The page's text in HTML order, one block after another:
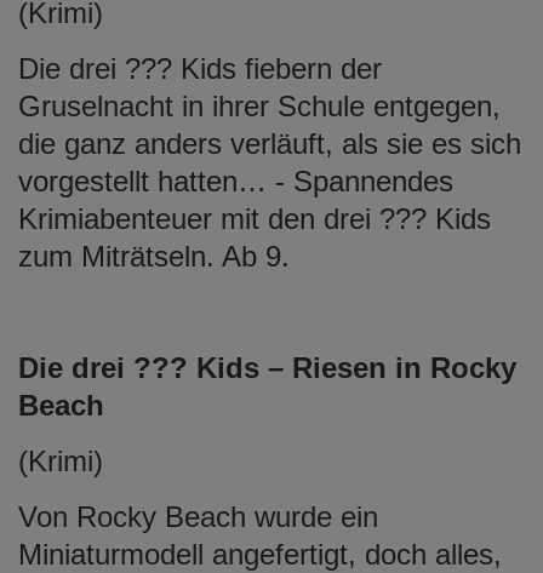
(Krimi)
Die drei ??? Kids fiebern der
Gruselnacht in ihrer Schule entgegen,
die ganz anders verläuft, als sie es sich
vorgestellt hatten… - Spannendes
Krimiabenteuer mit den drei ??? Kids
zum Miträtseln. Ab 9.
Die drei ??? Kids – Riesen in Rocky
Beach
(Krimi)
Von Rocky Beach wurde ein
Miniaturmodell angefertigt, doch alles,